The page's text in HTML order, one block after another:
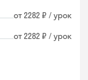
от 2282 ₽ / урок
от 2282 ₽ / урок